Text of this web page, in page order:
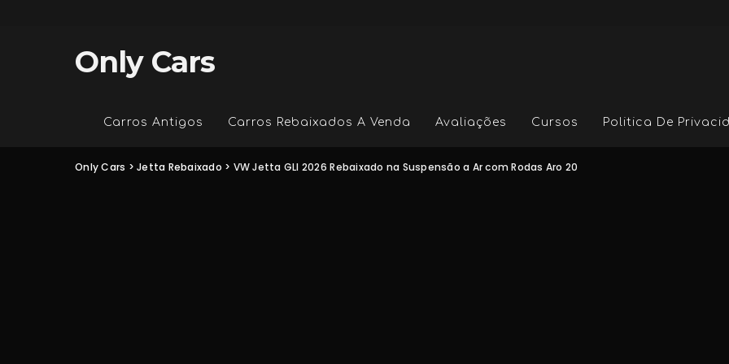
Only Cars
Carros Antigos Carros Rebaixados A Venda Avaliações Cursos Politica De
Only Cars >Jetta Rebaixado > VW Jetta GLI 2026 Rebaixado na Suspensão a Ar com Rodas Aro 20